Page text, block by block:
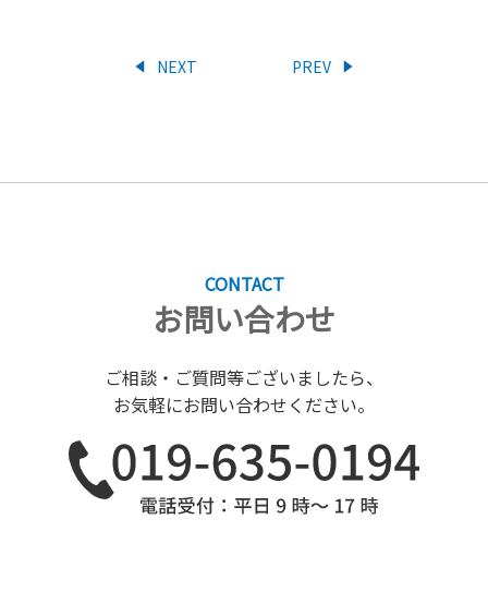
PREV
NEXT
CONTACT
お問い合わせ
ご相談・ご質問等ございましたら、
お気軽にお問い合わせください。